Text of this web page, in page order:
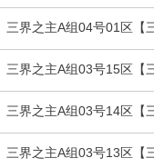
三界之主A组04号01区【
三界之主A组03号15区【
三界之主A组03号14区【
三界之主A组03号13区【